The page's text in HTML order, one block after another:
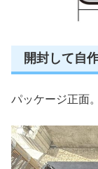
開封して自
パッケージ正面。